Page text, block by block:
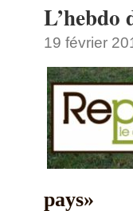
L’hebdo
19 février
pays»